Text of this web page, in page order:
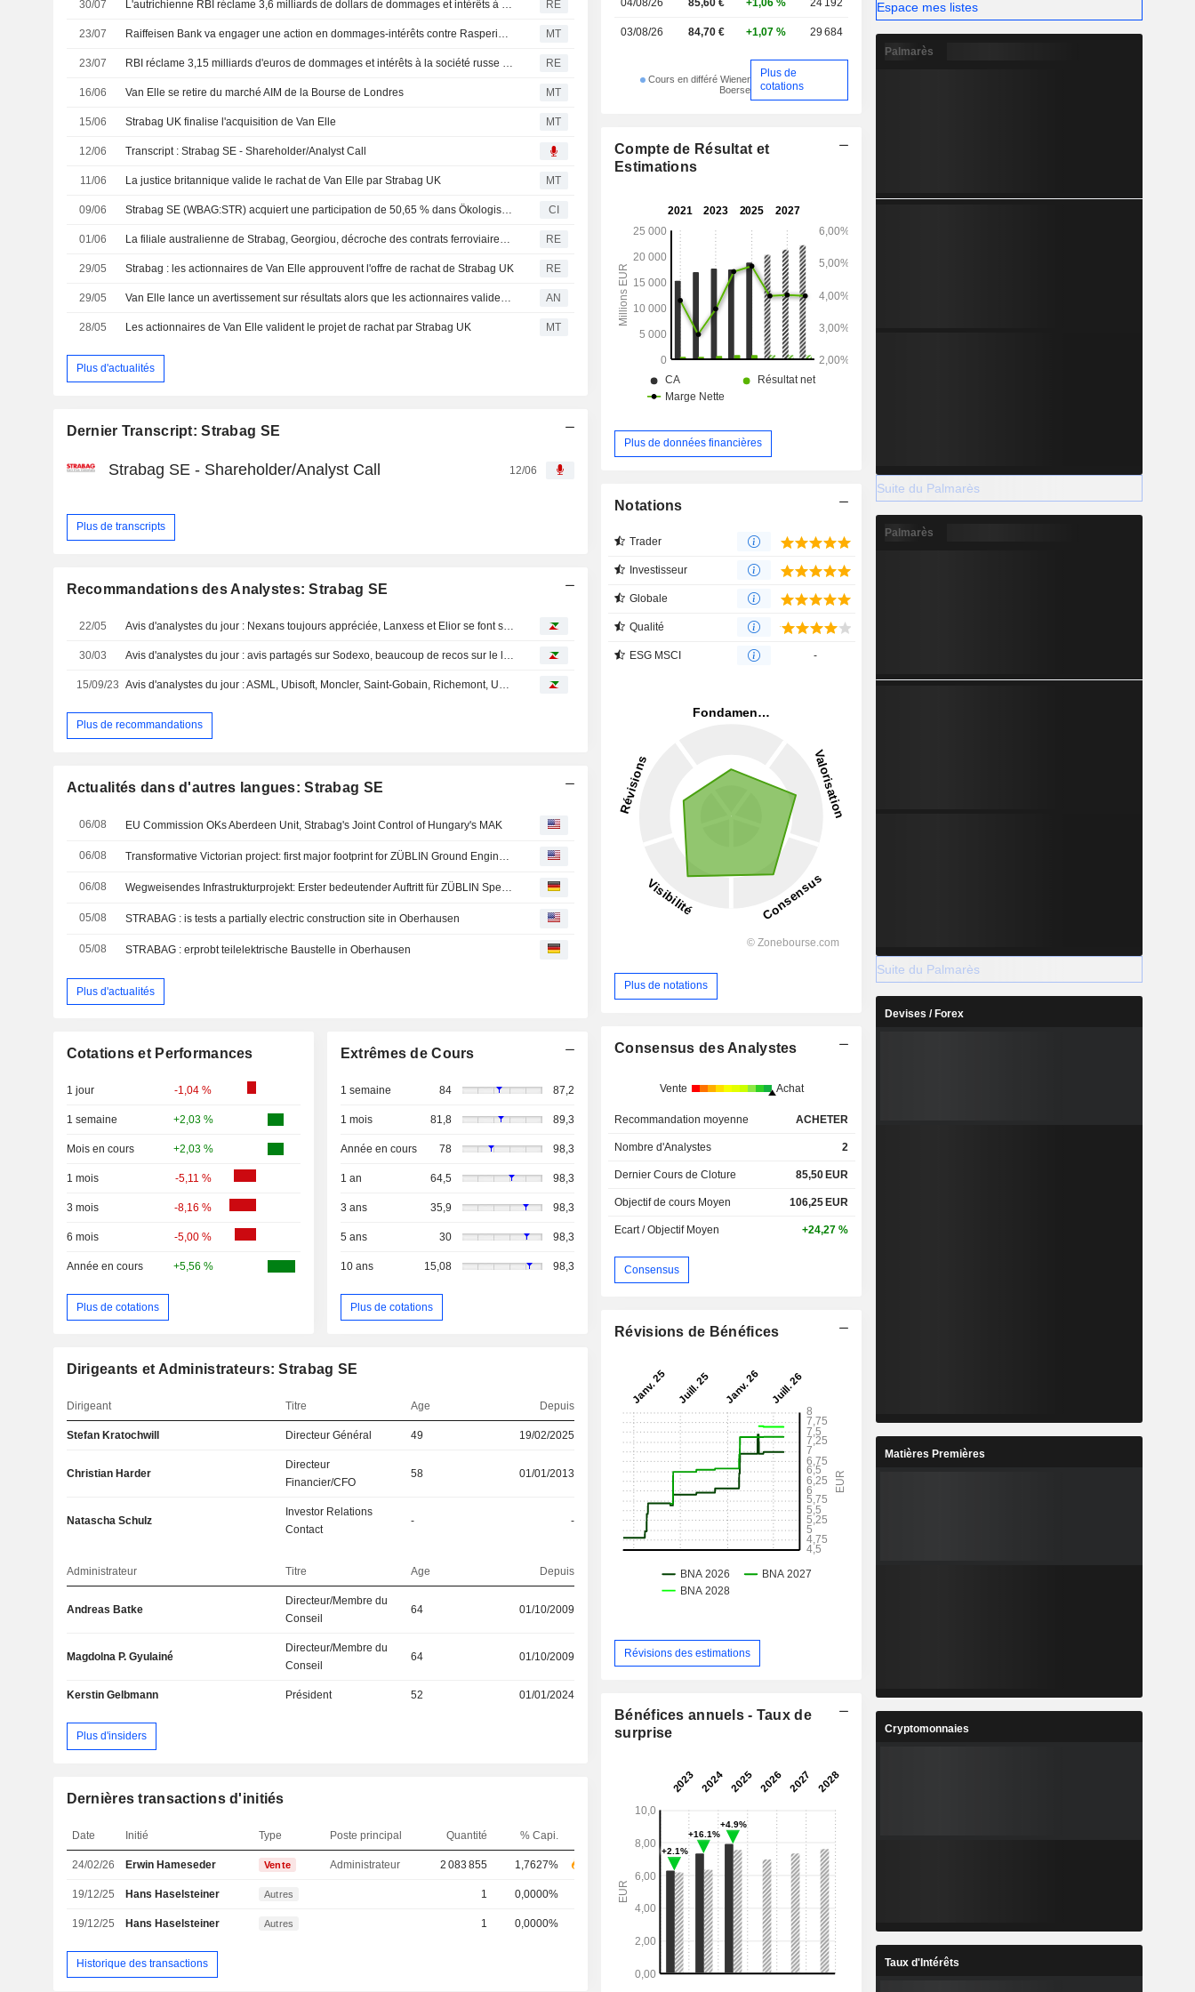
30/07 L'autrichienne RBI réclame 3,6 milliards de dollars de dommages et intérêts à Rasperia RE
23/07 Raiffeisen Bank va engager une action en dommages-intérêts contre Rasperia en Autriche MT
23/07 RBI réclame 3,15 milliards d'euros de dommages et intérêts à la société russe Rasperia en Autriche RE
16/06 Van Elle se retire du marché AIM de la Bourse de Londres MT
15/06 Strabag UK finalise l'acquisition de Van Elle MT
12/06 Transcript : Strabag SE - Shareholder/Analyst Call
11/06 La justice britannique valide le rachat de Van Elle par Strabag UK MT
09/06 Strabag SE (WBAG:STR) acquiert une participation de 50,65 % dans Ökologische Klärschlammtrocknung Offenhausen GmbH CI
01/06 La filiale australienne de Strabag, Georgiou, décroche des contrats ferroviaires de plus de 490 millions d'euros RE
29/05 Strabag : les actionnaires de Van Elle approuvent l'offre de rachat de Strabag UK RE
29/05 Van Elle lance un avertissement sur résultats alors que les actionnaires valident le rachat AN
28/05 Les actionnaires de Van Elle valident le projet de rachat par Strabag UK MT
Plus d'actualités
Dernier Transcript: Strabag SE
Strabag SE - Shareholder/Analyst Call 12/06
Plus de transcripts
Recommandations des Analystes: Strabag SE
22/05
30/03
15/09/23
Plus de recommandations
Actualités dans d'autres langues: Strabag SE
06/08 EU Commission OKs Aberdeen Unit, Strabag's Joint Control of Hungary's MAK
06/08 Transformative Victorian project: first major footprint for ZÜBLIN Ground Engineering in Australia
06/08 Wegweisendes Infrastrukturprojekt: Erster bedeutender Auftritt für ZÜBLIN Spezialtiefbau in Australien
05/08 STRABAG : is tests a partially electric construction site in Oberhausen
05/08 STRABAG : erprobt teilelektrische Baustelle in Oberhausen
Plus d'actualités
Cotations et Performances
1 jour -1,04 %
1 semaine +2,03 %
Mois en cours +2,03 %
1 mois -5,11 %
3 mois -8,16 %
6 mois -5,00 %
Année en cours +5,56 %
Plus de cotations
Extrêmes de Cours
1 semaine 84 87,2
1 mois 81,8 89,3
Année en cours 78 98,3
1 an 64,5 98,3
3 ans 35,9 98,3
5 ans 30 98,3
10 ans 15,08 98,3
Plus de cotations
Dirigeants et Administrateurs: Strabag SE
Dirigeant Titre Age Depuis
Stefan Kratochwill Directeur Général 49 19/02/2025
Christian Harder
Directeur
Financier/CFO
58 01/01/2013
Natascha Schulz
Investor Relations
Contact
- -
Administrateur Titre Age Depuis
Andreas Batke
Directeur/Membre du
Conseil
64 01/10/2009
Magdolna P. Gyulainé
Directeur/Membre du
Conseil
64 01/10/2009
Kerstin Gelbmann Président 52 01/01/2024
Plus d'insiders
Dernières transactions d'initiés
Date Initié Type Poste principal Quantité % Capi.
24/02/26 Erwin Hameseder Vente Administrateur 2 083 855 1,7627%
19/12/25 Hans Haselsteiner Autres 1 0,0000%
19/12/25 Hans Haselsteiner Autres 1 0,0000%
Historique des transactions
04/08/26 85,60 € +1,06 % 24 192
03/08/26 84,70 € +1,07 % 29 684
Cours en différé Wiener
Boerse
Plus de
cotations
Compte de Résultat et
Estimations
Plus de données financières
Notations
Trader
Investisseur
Globale
Qualité
ESG MSCI -
Plus de notations
Consensus des Analystes
Vente Achat
Recommandation moyenne ACHETER
Nombre d'Analystes 2
Dernier Cours de Cloture 85,50 EUR
Objectif de cours Moyen 106,25 EUR
Ecart / Objectif Moyen +24,27 %
Consensus
Révisions de Bénéfices
Révisions des estimations
Bénéfices annuels - Taux de
surprise
Espace mes listes
Palmarès
Suite du Palmarès
Palmarès
Suite du Palmarès
Devises / Forex
Matières Premières
Cryptomonnaies
Taux d'Intérêts